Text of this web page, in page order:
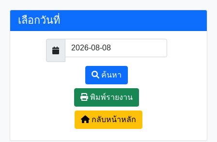
เลือกวันที่
ค้นหา
พิมพ์รายงาน
กลับหน้าหลัก